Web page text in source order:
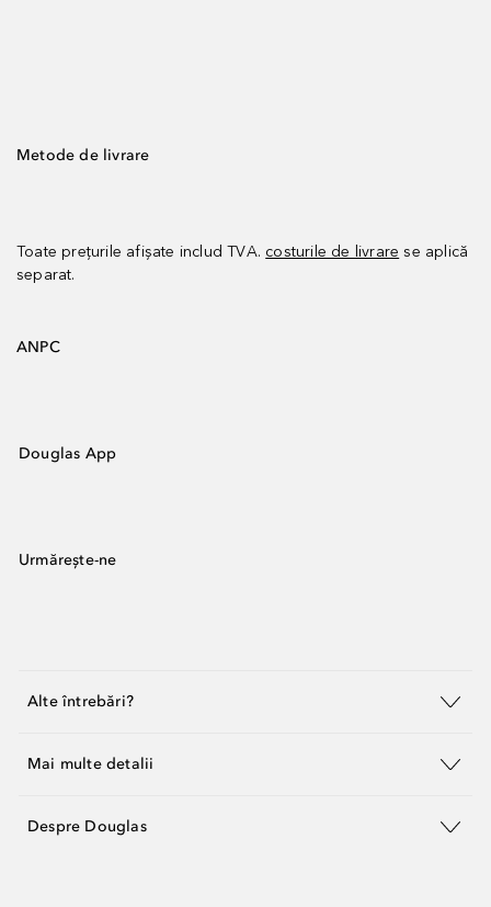
Metode de livrare
Toate prețurile afișate includ TVA. costurile de livrare se aplică
separat.
ANPC
Douglas App
Urmărește-ne
Alte întrebări?
Mai multe detalii
Despre Douglas